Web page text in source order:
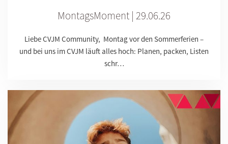
MontagsMoment | 29.06.26
Liebe CVJM Community, Montag vor den Sommerferien –
und bei uns im CVJM läuft alles hoch: Planen, packen, Listen
schr…